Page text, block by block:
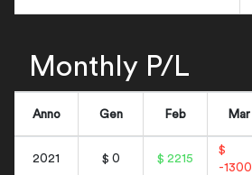
Monthly P/L
Anno Gen Feb Mar
2021 $ 0 $ 2215
$
-1300